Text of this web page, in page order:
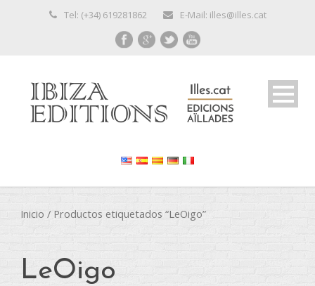
Tel: (+34) 619281862 E-Mail: illes@illes.cat
Inicio / Productos etiquetados “LeOigo”
LeOigo